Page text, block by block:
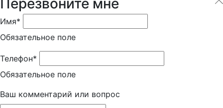
Перезвоните мне
Имя*
Обязательное поле
Телефон*
Обязательное поле
Ваш комментарий или вопрос